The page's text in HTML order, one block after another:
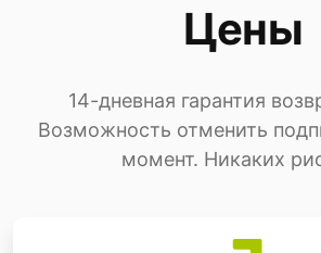
Цены
14-дневная гарантия
Возможность отменить
момент. Никаких